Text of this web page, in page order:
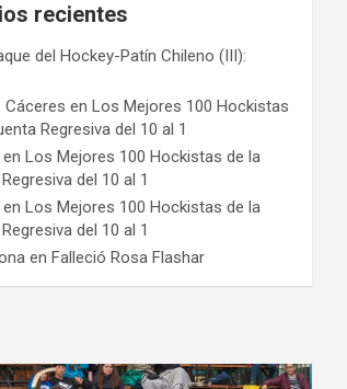
recientes
del Hockey-Patín Chileno (III):
Cáceres enLos Mejores 100 Hockistas
Regresiva del 10 al 1
enLos Mejores 100 Hockistas de la
del 10 al 1
enLos Mejores 100 Hockistas de la
del 10 al 1
enFalleció Rosa Flashar